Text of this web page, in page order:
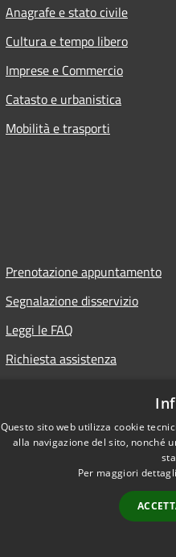
Anagrafe e stato civile
Cultura e tempo libero
Imprese e Commercio
Catasto e urbanistica
Mobilità e trasporti
Prenotazione appuntamento
Segnalazione disservizio
Leggi le FAQ
Richiesta assistenza
Questo sito web utilizza cookie
alla navigazione del sito, nonché
Per maggiori